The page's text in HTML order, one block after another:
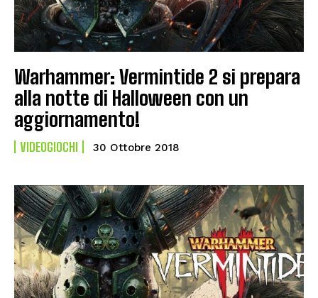
Warhammer: Vermintide 2 si prepara
alla notte di Halloween con un
aggiornamento!
VIDEOGIOCHI 30 Ottobre 2018